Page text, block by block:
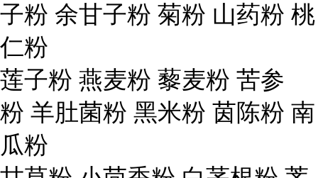
子粉 余甘子粉 菊粉 山药粉 桃
仁粉
莲子粉 燕麦粉 藜麦粉 苦参
粉 羊肚菌粉 黑米粉 茵陈粉 南
瓜粉